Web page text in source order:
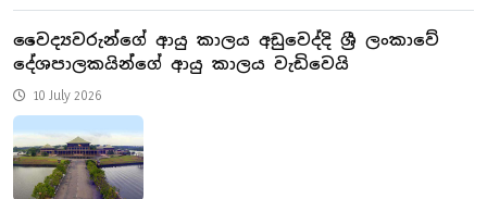
වෛද්‍යවරුන්ගේ ආයු කාලය අඩුවෙද්දි ශ්‍රී ලංකාවේ
දේශපාලකයින්ගේ ආයු කාලය වැඩිවෙයි
10 July 2026